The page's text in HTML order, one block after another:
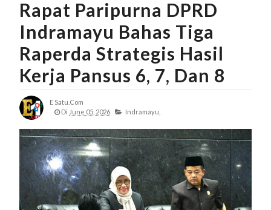
Rapat Paripurna DPRD
Indramayu Bahas Tiga
Raperda Strategis Hasil
Kerja Pansus 6, 7, Dan 8
E Satu.com
Di June 05, 2026 Indramayu,